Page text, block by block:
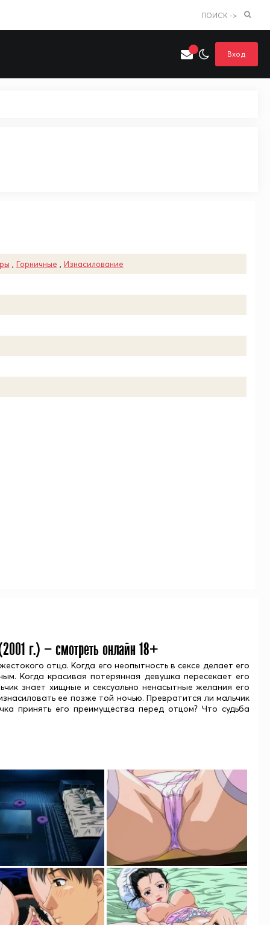
ПОИСК ->
Вход
Горничные Изнасилование
2001 г.) — смотреть онлайн 18+
отца. Когда его неопытность в сексе делает его
Когда красивая потерянная девушка пересекает его
знает хищные и сексуально ненасытные желания его
ее позже той ночью. Превратится ли мальчик
принять его преимущества перед отцом? Что судьба